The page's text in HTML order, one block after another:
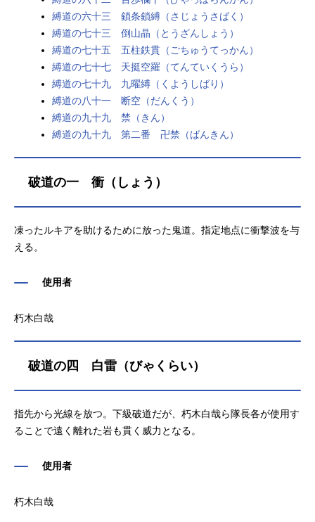
縛道の六十三 鎖条鎖縛（さじょうさばく）
縛道の七十三 倒山晶（とうざんしょう）
縛道の七十五 五柱鉄貫（ごちゅうてっかん）
縛道の七十七 天挺空羅（てんていくうら）
縛道の七十九 九曜縛（くようしばり）
縛道の八十一 断空（だんくう）
縛道の九十九 禁（きん）
縛道の九十九 第二番 卍禁（ばんきん）
破道の一 衝（しょう）
凍ったルキアを助けるために放った鬼道。指定地点に衝撃波を与
える。
使用者
朽木白哉
破道の四 白雷（びゃくらい）
指先から光線を放つ。下級破道だが、朽木白哉ら隊長各が使用す
ることで遠く離れた岩も貫く威力となる。
使用者
朽木白哉